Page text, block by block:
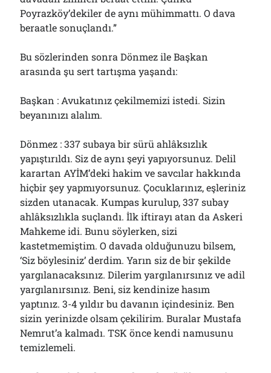
Poyrazköy’dekiler de aynı mühimmattı. O dava
beraatle sonuçlandı.”
Bu sözlerinden sonra Dönmez ile Başkan
arasında şu sert tartışma yaşandı:
Başkan : Avukatınız çekilmemizi istedi. Sizin
beyanınızı alalım.
Dönmez : 337 subaya bir sürü ahlâksızlık
yapıştırıldı. Siz de aynı şeyi yapıyorsunuz. Delil
karartan AYİM’deki hakim ve savcılar hakkında
hiçbir şey yapmıyorsunuz. Çocuklarınız, eşleriniz
sizden utanacak. Kumpas kurulup, 337 subay
ahlâksızlıkla suçlandı. İlk iftirayı atan da Askeri
Mahkeme idi. Bunu söylerken, sizi
kastetmemiştim. O davada olduğunuzu bilsem,
‘Siz böylesiniz’ derdim. Yarın siz de bir şekilde
yargılanacaksınız. Dilerim yargılanırsınız ve adil
yargılanırsınız. Beni, siz kendinize hasım
yaptınız. 3-4 yıldır bu davanın içindesiniz. Ben
sizin yerinizde olsam çekilirim. Buralar Mustafa
Nemrut’a kalmadı. TSK önce kendi namusunu
temizlemeli.